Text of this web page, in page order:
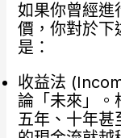
如果你曾經進
價，你對於下
是：
收益法
論「未來」。
五年、十年甚